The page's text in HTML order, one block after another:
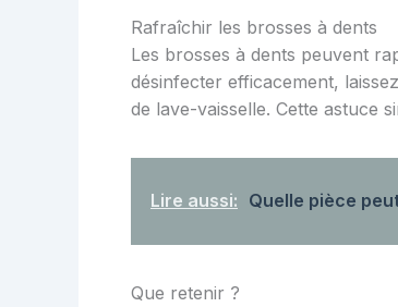
Rafraîchir les brosses à dents
Les brosses à dents peuvent
désinfecter efficacement,
de lave-vaisselle. Cette astuce
Lire aussi: Quelle pièce
Que retenir ?